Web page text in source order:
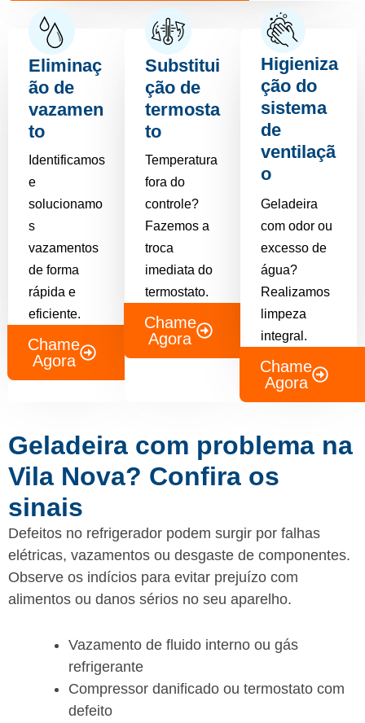
Eliminaç
ão de
vazamen
to
Identificamos
e
solucionamo
s
vazamentos
de forma
rápida e
eficiente.
Chame
Agora
Substitui
ção de
termosta
to
Temperatura
fora do
controle?
Fazemos a
troca
imediata do
termostato.
Chame
Agora
Higieniza
ção do
sistema
de
ventilaçã
o
Geladeira
com odor ou
excesso de
água?
Realizamos
limpeza
integral.
Chame
Agora
Geladeira com problema na
Vila Nova? Confira os
sinais
Defeitos no refrigerador podem surgir por falhas
elétricas, vazamentos ou desgaste de componentes.
Observe os indícios para evitar prejuízo com
alimentos ou danos sérios no seu aparelho.
Vazamento de fluido interno ou gás
refrigerante
Compressor danificado ou termostato com
defeito